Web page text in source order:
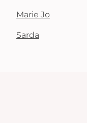
Marie Jo
Sarda